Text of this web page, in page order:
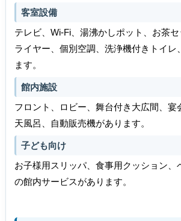
客室設備
テレビ、Wi-Fi、湯沸かしポット、お茶
ライヤー、個別空調、洗浄機付きトイレ
ます。
館内施設
フロント、ロビー、舞台付き大広間、宴
天風呂、自動販売機があります。
子ども向け
お子様用スリッパ、食事用クッション、
の館内サービスがあります。